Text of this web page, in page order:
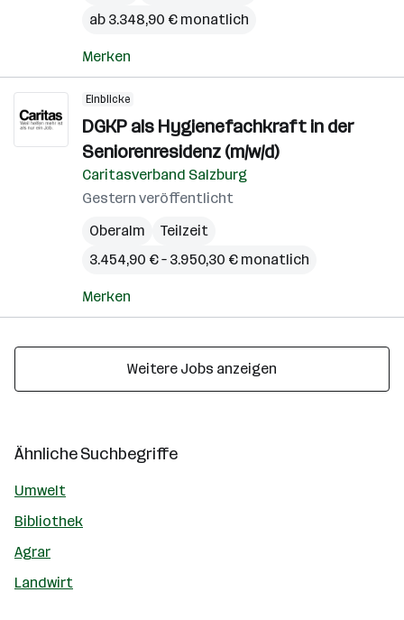
ab 3.348,90 € monatlich
Merken
Einblicke
DGKP als Hygienefachkraft in der
Seniorenresidenz (m/w/d)
Caritasverband Salzburg
Gestern veröffentlicht
Oberalm
Teilzeit
3.454,90 € – 3.950,30 € monatlich
Merken
Weitere Jobs anzeigen
Ähnliche Suchbegriffe
Umwelt
Bibliothek
Agrar
Landwirt